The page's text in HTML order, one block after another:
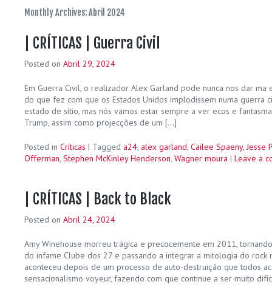
Monthly Archives:Abril 2024
| CRÍTICAS | Guerra Civil
Posted on Abril 29, 2024
Em Guerra Civil, o realizador Alex Garland pode nunca nos dar ma
do que fez com que os Estados Unidos implodissem numa guerra
estado de sítio, mas nós vamos estar sempre a ver ecos e
Trump, assim como projecções de um […]
Posted in Críticas | Tagged a24, alex garland, Cailee Spaeny,Jesse
Offerman, Stephen McKinley Henderson, Wagner moura | Leave a
| CRÍTICAS | Back to Black
Posted on Abril 24, 2024
Amy Winehouse morreu trágica e precocemente em 2011,
do infame Clube dos 27 e passando a integrar a mitologia do rock
aconteceu depois de um processo de auto-destruição que todos
sensacionalismo voyeur, fazendo com que continue a ser muito